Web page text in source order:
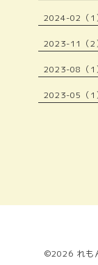
2024-02（1
2023-11（2
2023-08（1
2023-05（1
©2026 れも